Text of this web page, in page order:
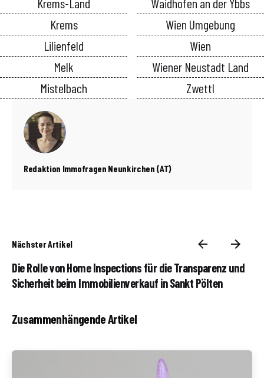
Krems
Lilienfeld
Melk
Mistelbach
Wien Umgebung
Wien
Wiener Neustadt Land
Zwettl
Redaktion Immofragen Neunkirchen (AT)
Nächster Artikel
Die Rolle von Home Inspections für die Transparenz und
Sicherheit beim Immobilienverkauf in Sankt Pölten
Zusammenhängende Artikel